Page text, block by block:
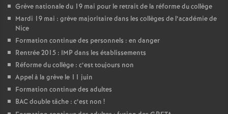
Grève nationale du 19 mai pour le retrait de la réforme du collège
Mardi 19 mai : grève majoritaire dans les collèges de l’académie de
Nice
Formation continue des personnels : en danger
Rentrée 2015 : IMP dans les établissements
Réforme du collège : c’est toujours non
Appel à la grève le 11 juin
Formation continue des adultes
BAC double tâche : c’est non !